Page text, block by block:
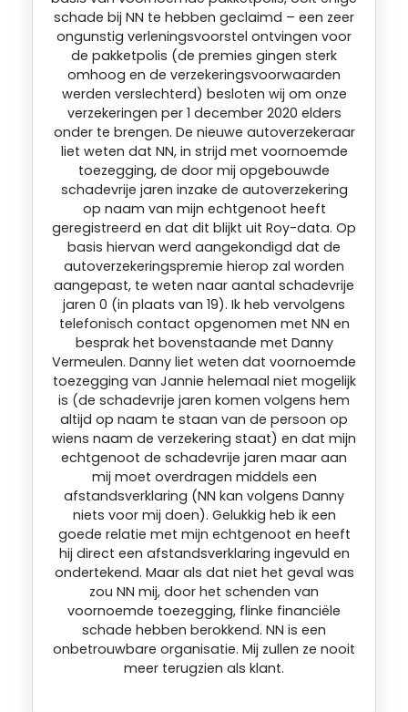
schade bij NN te hebben geclaimd – een zeer
ongunstig verleningsvoorstel ontvingen voor
de pakketpolis (de premies gingen sterk
omhoog en de verzekeringsvoorwaarden
werden verslechterd) besloten wij om onze
verzekeringen per 1 december 2020 elders
onder te brengen. De nieuwe autoverzekeraar
liet weten dat NN, in strijd met voornoemde
toezegging, de door mij opgebouwde
schadevrije jaren inzake de autoverzekering
op naam van mijn echtgenoot heeft
geregistreerd en dat dit blijkt uit Roy-data. Op
basis hiervan werd aangekondigd dat de
autoverzekeringspremie hierop zal worden
aangepast, te weten naar aantal schadevrije
jaren 0 (in plaats van 19). Ik heb vervolgens
telefonisch contact opgenomen met NN en
besprak het bovenstaande met Danny
Vermeulen. Danny liet weten dat voornoemde
toezegging van Jannie helemaal niet mogelijk
is (de schadevrije jaren komen volgens hem
altijd op naam te staan van de persoon op
wiens naam de verzekering staat) en dat mijn
echtgenoot de schadevrije jaren maar aan
mij moet overdragen middels een
afstandsverklaring (NN kan volgens Danny
niets voor mij doen). Gelukkig heb ik een
goede relatie met mijn echtgenoot en heeft
hij direct een afstandsverklaring ingevuld en
ondertekend. Maar als dat niet het geval was
zou NN mij, door het schenden van
voornoemde toezegging, flinke financiële
schade hebben berokkend. NN is een
onbetrouwbare organisatie. Mij zullen ze nooit
meer terugzien als klant.